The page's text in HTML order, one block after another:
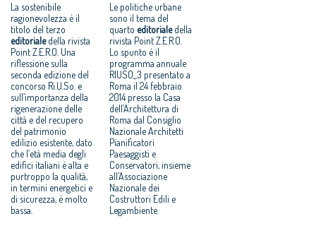
La sostenibile
ragionevolezza è il
titolo del terzo
editorialedella rivista
Point Z.E.R.O. Una
riflessione sulla
seconda edizione del
concorso Ri.U.So. e
sull’importanza della
rigenerazione delle
città e del recupero
del patrimonio
edilizio esistente, dato
che l’età media degli
edifici italiani è alta e
purtroppo la qualità,
in termini energetici e
di sicurezza, è molto
bassa.
Le politiche urbane
sono il tema del
quarto editorialedella
rivista Point Z.E.R.O.
Lo spunto è il
programma annuale
RIUSO_3 presentato a
Roma il 24 febbraio
2014 presso la Casa
dell’Architettura di
Roma dal Consiglio
Nazionale Architetti
Pianificatori
Paesaggisti e
Conservatori, insieme
all’Associazione
Nazionale dei
Costruttori Edili e
Legambiente.